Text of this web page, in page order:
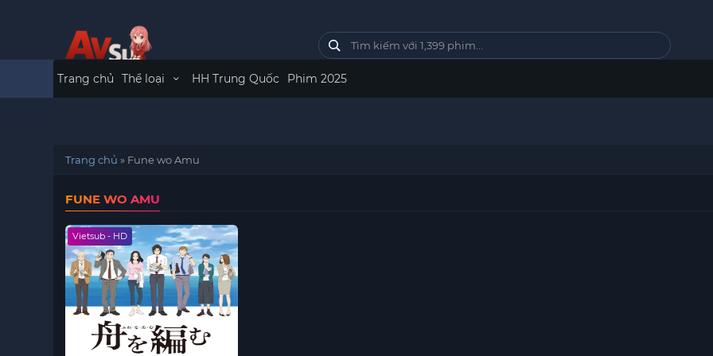
Trang chủ Thể loại HH Trung Quốc Phim 2025
Trang chủ » Fune wo Amu
FUNE WO AMU
Vietsub - HD